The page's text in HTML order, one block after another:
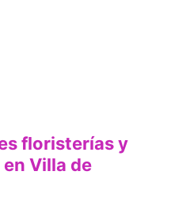
floristerías y
Villa de